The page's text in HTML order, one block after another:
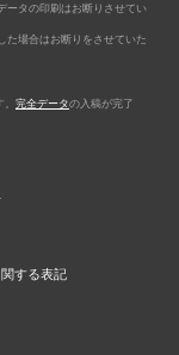
ータの印刷はお断りさせてい
た場合はお断りをさせていた
完全データの入稿が完了
する表記